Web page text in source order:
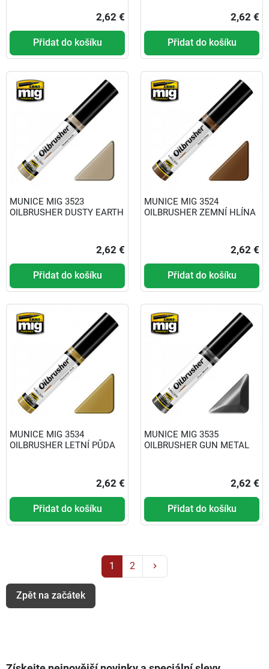
2,62 €
Přidat do košíku
2,62 €
Přidat do košíku
MUNICE MIG 3523
OILBRUSHER DUSTY EARTH
2,62 €
Přidat do košíku
MUNICE MIG 3524
OILBRUSHER ZEMNÍ HLÍNA
2,62 €
Přidat do košíku
MUNICE MIG 3534
OILBRUSHER LETNÍ PŮDA
2,62 €
Přidat do košíku
MUNICE MIG 3535
OILBRUSHER GUN METAL
2,62 €
Přidat do košíku
1 2 keyboard_arrow_right
Zpět na začátek